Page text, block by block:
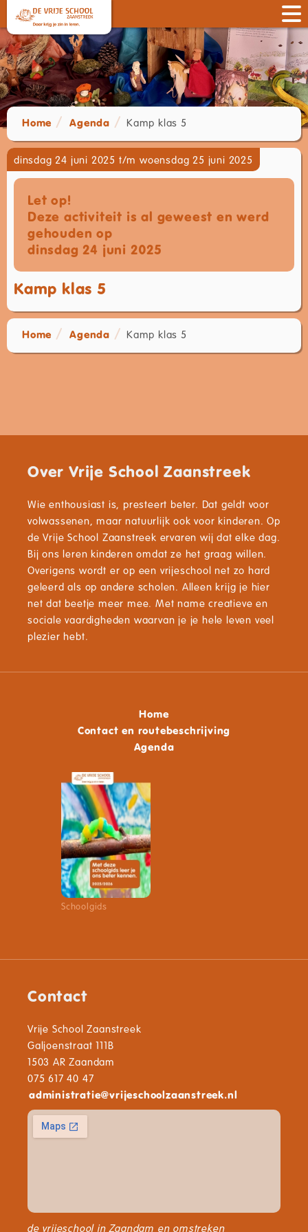
Home Agenda Kamp klas 5
dinsdag 24 juni 2025 t/m woensdag 25 juni 2025
Let op!
Deze activiteit is al geweest en werd
gehouden op
dinsdag 24 juni 2025
Kamp klas 5
Home Agenda Kamp klas 5
Over Vrije School Zaanstreek
Wie enthousiast is, presteert beter. Dat geldt voor
volwassenen, maar natuurlijk ook voor kinderen. Op
de Vrije School Zaanstreek ervaren wij dat elke dag.
Bij ons leren kinderen omdat ze het graag willen.
Overigens wordt er op een vrijeschool net zo hard
geleerd als op andere scholen. Alleen krijg je hier
net dat beetje meer mee. Met name creatieve en
sociale vaardigheden waarvan je je hele leven veel
plezier hebt.
Home
Contact en routebeschrijving
Agenda
Schoolgids
Contact
Vrije School Zaanstreek
Galjoenstraat 111B
1503 AR Zaandam
075 617 40 47
administratie@vrijeschoolzaanstreek.nl
de vrijeschool in Zaandam en omstreken